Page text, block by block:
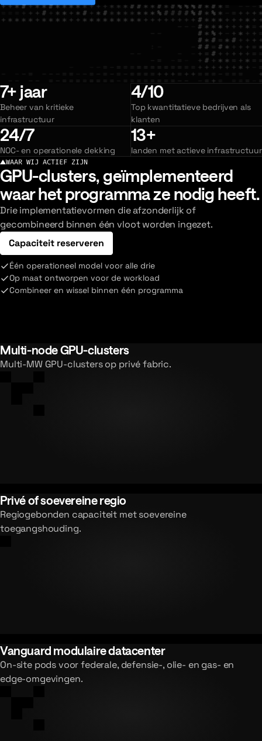
7+ jaar
Beheer van kritieke
infrastructuur
4/10
Top kwantitatieve bedrijven als
klanten
24/7
NOC- en operationele dekking
13+
landen met actieve infrastructuur
WAAR WIJ ACTIEF ZIJN
GPU-clusters, geïmplementeerd
waar het programma ze nodig heeft.
Drie implementatievormen die afzonderlijk of
gecombineerd binnen één vloot worden ingezet.
Capaciteit reserveren
Één operationeel model voor alle drie
Op maat ontworpen voor de workload
Combineer en wissel binnen één programma
Multi-node GPU-clusters
Multi-MW GPU-clusters op privé fabric.
Privé of soevereine regio
Regiogebonden capaciteit met soevereine
toegangshouding.
Vanguard modulaire datacenter
On-site pods voor federale, defensie-, olie- en gas- en
edge-omgevingen.